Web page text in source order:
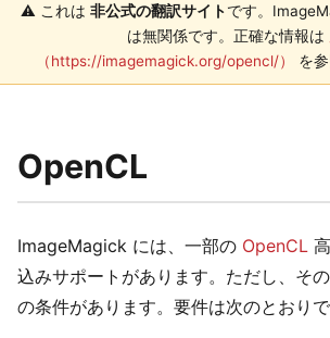
⚠️ これは 非公式の翻訳サイトです。
は無関係です。正確な情報は
（https://imagemagick.org/opencl/）
を
OpenCL
ImageMagick には、一部の OpenCL
込みサポートがあります。ただし、そ
の条件があります。要件は次のとおりで